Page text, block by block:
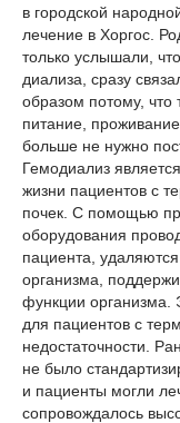
в городской
лечение в Хоргос.
только услышали,
диализа, сразу
образом потому, что
питание,
больше не нужно
Гемодиализ
жизни пациентов с
почек. С помощью
оборудования
пациента,
организма,
функции организма.
для пациентов с
недостаточности.
не было
и пациенты могли
сопровождалось